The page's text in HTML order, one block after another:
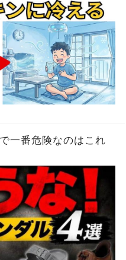
一番危険なのはこれ